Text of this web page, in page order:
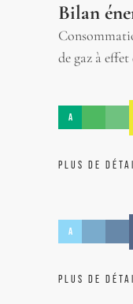
Bilan
de gaz à effet
A
PLUS DE
A
PLUS DE